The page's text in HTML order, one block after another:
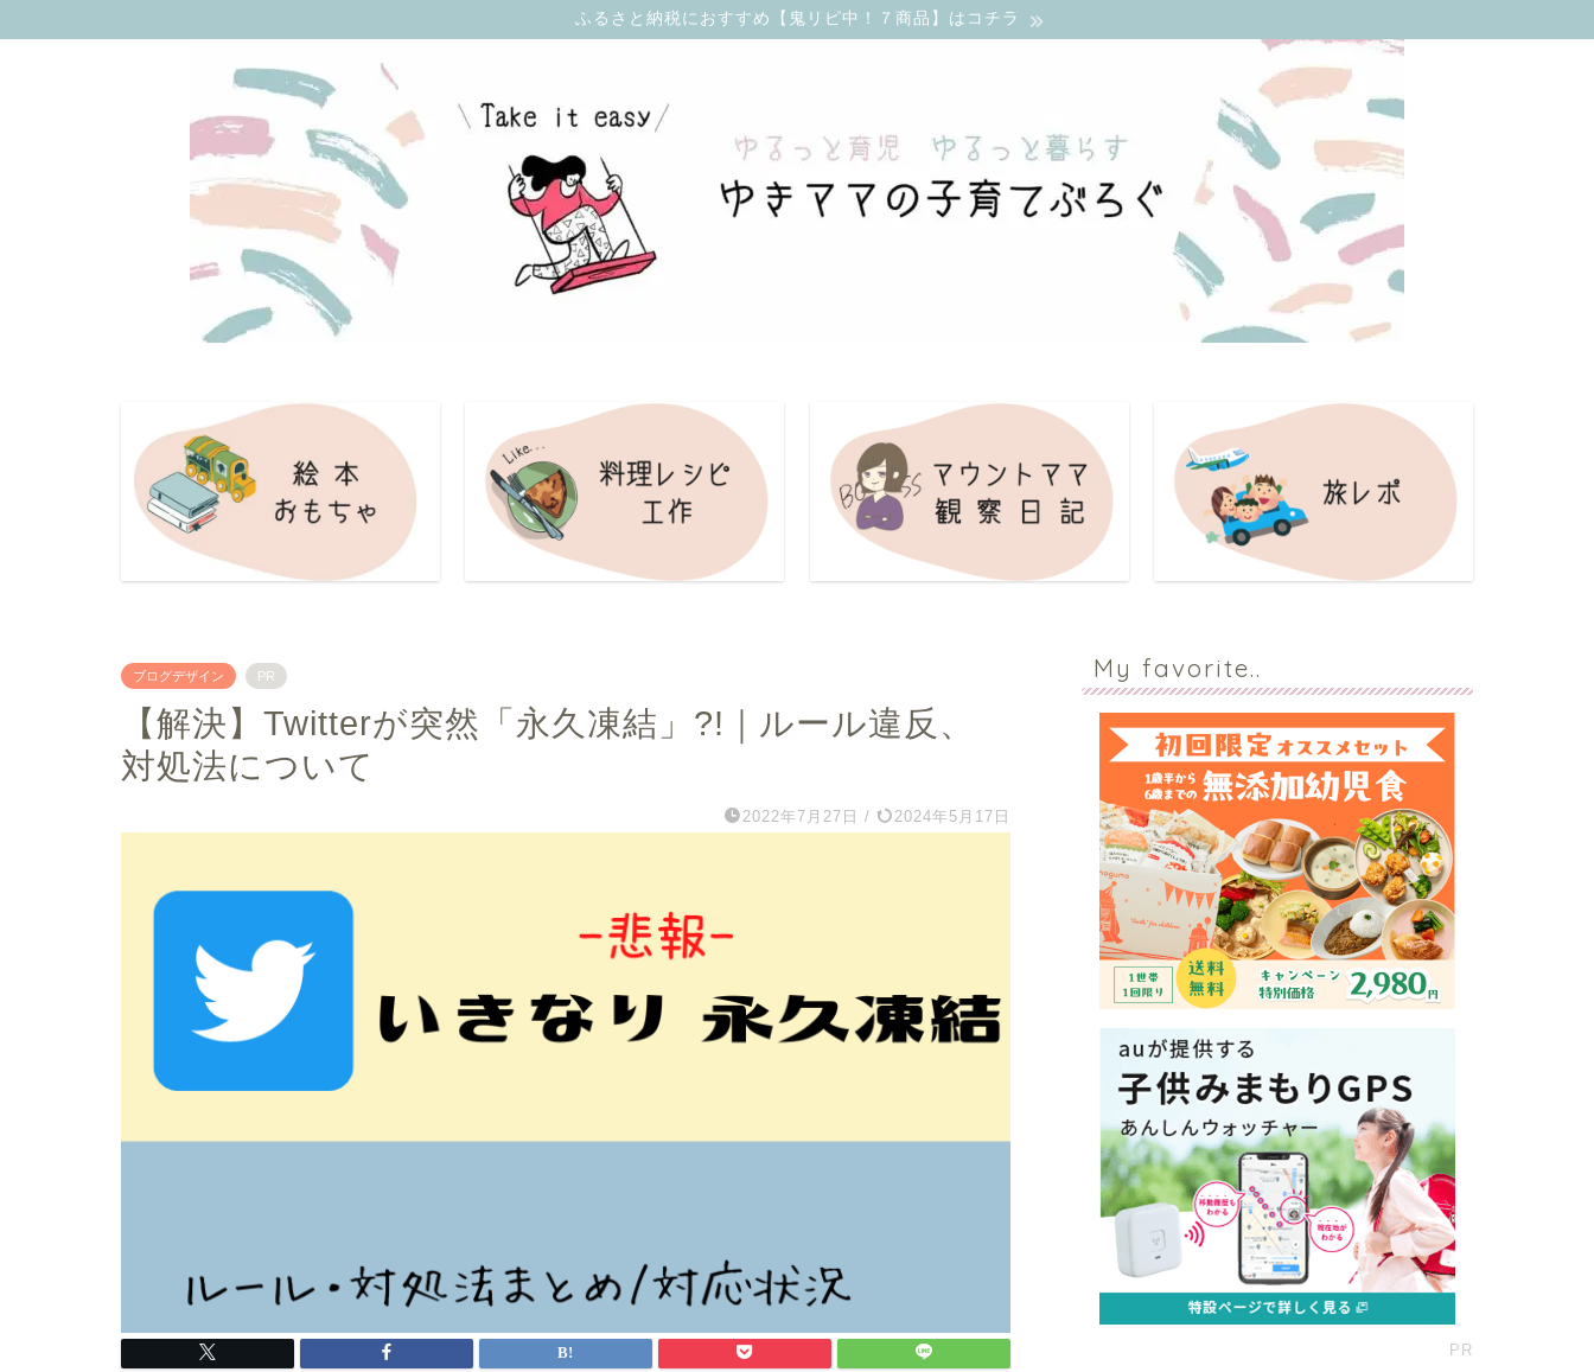
ふるさと納税におすすめ【鬼リピ中！７商品】はコチラ
ブログデザイン PR
【解決】Twitterが突然「永久凍結」?!｜ルール違反、
対処法について
2022年7月27日 / 2024年5月17日
My favorite..
PR